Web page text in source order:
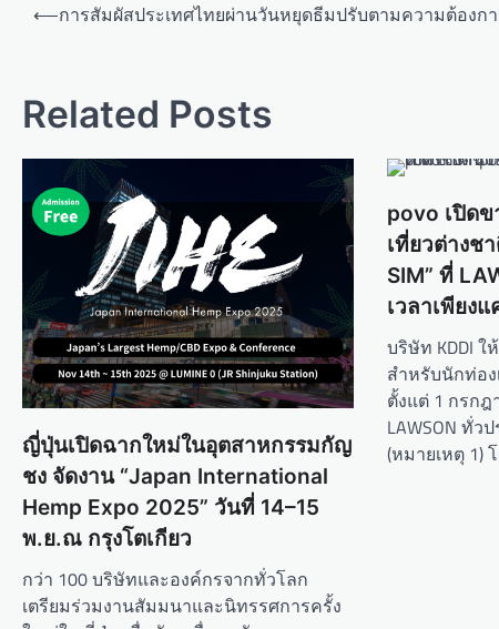
t
v
g
a
t
i
n
⟵การสัมผัสประเทศไทยผ่านวันหยุดธีมปรับตามความต้องก
Related Posts
ญี่ปุ่นเปิดฉากใหม่ในอุตสาหกรรมกัญ
ชง จัดงาน “Japan International
Hemp Expo 2025” วันที่ 14–15
พ.ย.ณ กรุงโตเกียว
กว่า 100 บริษัทและองค์กรจากทั่วโลก
เตรียมร่วมงานสัมมนาและนิทรรศการครั้ง
povo เปิด
เที่ยวต่างช
SIM” ที่
เวลาเพียง
บริษัท KDDI ใ
สำหรับนักท่อ
ตั้งแต่ 1 กรกฎ
LAWSON ทั่ว
(หมายเหตุ 1)